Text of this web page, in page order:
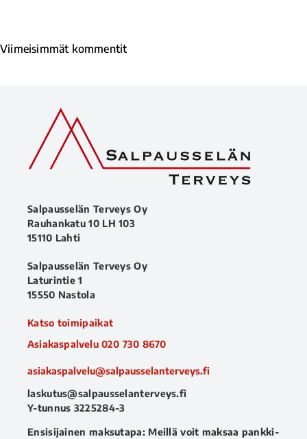
Viimeisimmät kommentit
Salpausselän Terveys Oy
Rauhankatu 10 LH 103
15110 Lahti
Salpausselän Terveys Oy
Laturintie 1
15550 Nastola
Katso toimipaikat
Asiakaspalvelu 020 730 8670
asiakaspalvelu@salpausselanterveys.fi
laskutus@salpausselanterveys.fi
Y-tunnus 3225284-3
Ensisijainen maksutapa: Meillä voit maksaa pankki-